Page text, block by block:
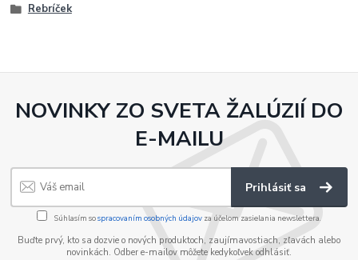
Rebríček
NOVINKY ZO SVETA ŽALÚZIÍ DO
E-MAILU
Prihlásiť sa
Súhlasím sospracovaním osobných údajov za účelom zasielania newslettera.
Buďte prvý, kto sa dozvie o nových produktoch, zaujímavostiach, zľavách alebo
novinkách. Odber e-mailov môžete kedykoľvek odhlásiť.